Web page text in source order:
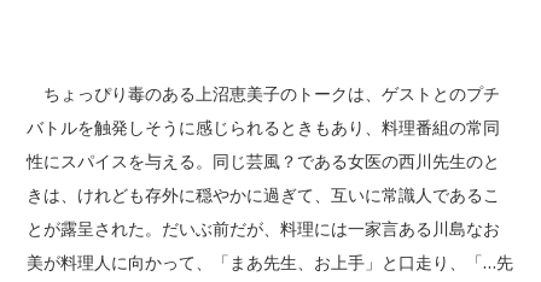
ちょっぴり毒のある上沼恵美子のトークは、ゲストとのプチ
バトルを触発しそうに感じられるときもあり、料理番組の常同
性にスパイスを与える。同じ芸風？である女医の西川先生のと
きは、けれども存外に穏やかに過ぎて、互いに常識人であるこ
とが露呈された。だいぶ前だが、料理には一家言ある川島なお
美が料理人に向かって、「まあ先生、お上手」と口走り、「…先